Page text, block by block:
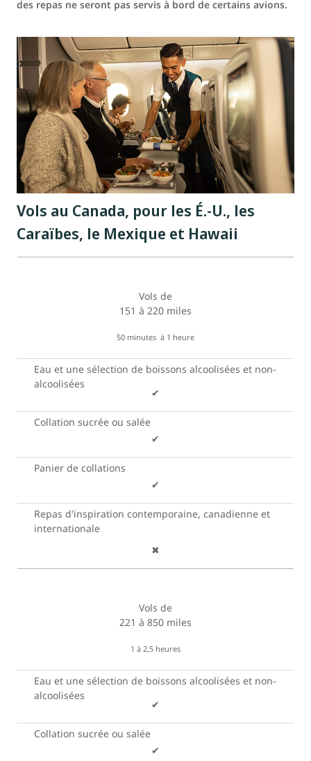
des repas ne seront pas servis à bord de certains avions.
Vols au Canada, pour les É.-U., les
Caraïbes, le Mexique et Hawaii
Vols de
151 à 220 miles
50 minutes à 1 heure
Eau et une sélection de boissons alcoolisées et non-
alcoolisées
✔
Collation sucrée ou salée
✔
Panier de collations
✔
Repas d'inspiration contemporaine, canadienne et
internationale
✖
Vols de
221 à 850 miles
1 à 2,5 heures
Eau et une sélection de boissons alcoolisées et non-
alcoolisées
✔
Collation sucrée ou salée
✔